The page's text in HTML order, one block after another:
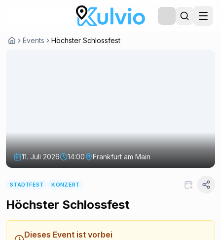
Events Höchster Schlossfest
11. Juli 2026 14:00 Frankfurt am Main
STADTFEST KONZERT
Höchster Schlossfest
Dieses Event ist vorbei